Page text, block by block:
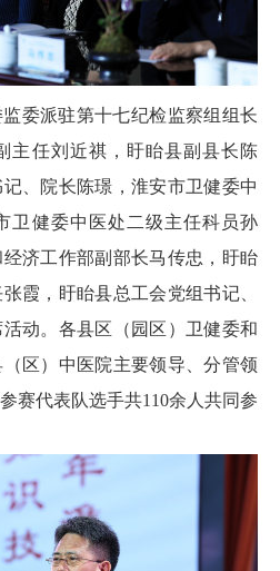
委派驻第十七纪检监察组组长
主任刘近祺，盱眙县副县长陈
、院长陈璟，淮安市卫健委中
卫健委中医处二级主任科员孙
济工作部副部长马传忠，盱眙
霞，盱眙县总工会党组书记、
动。各县区（园区）卫健委和
区）中医院主要领导、分管领
赛代表队选手共110余人共同参